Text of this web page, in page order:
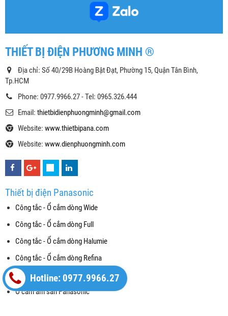
THIẾT BỊ ĐIỆN PHƯƠNG MINH ®
Địa chỉ: Số 40/29B Hoàng Bật Đạt, Phường 15, Quận Tân Bình,
Tp.HCM
Phone: 0977.9966.27 - Tel: 0965.326.444
Email: thietbidienphuongminh@gmail.com
Website: www.thietbipana.com
Website: www.dienphuongminh.com
Thiết bị điện Panasonic
Công tắc - Ổ cắm dòng Wide
Công tắc - Ổ cắm dòng Full
Công tắc - Ổ cắm dòng Halumie
Công tắc - Ổ cắm dòng Refina
Công tắc Gen-X
Ổ cắm âm sàn Panasonic
Hotline: 0977.9966.27